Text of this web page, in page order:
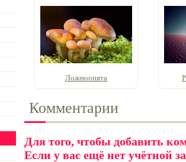
Ложноопята
Комментарии
Для того, чтобы добавить
Если у вас ещё нет учётной